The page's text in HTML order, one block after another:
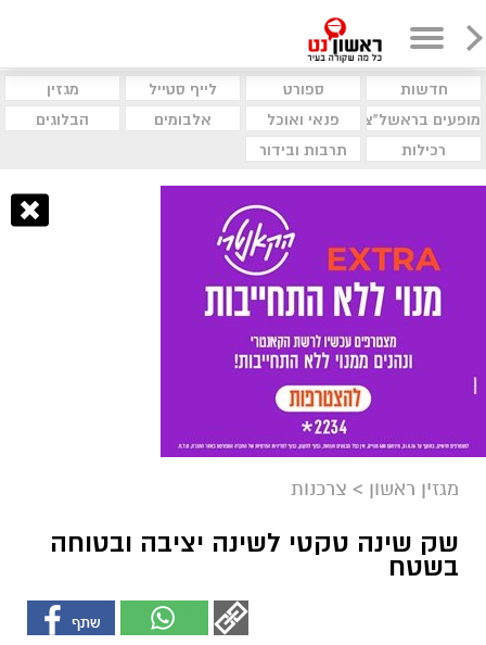
חדשות ספורט לייף סטייל
מגזין
מופעים בראשל"צ
פנאי ואוכל אלבומים
הבלוגים
רכילות
תרבות ובידור
מגזין ראשון > צרכנות
שק שינה טקטי לשינה יציבה ובטוחה
בשטח